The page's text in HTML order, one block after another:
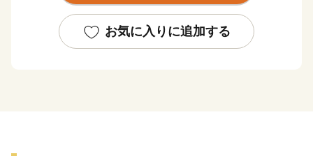
名物は「鯖のへしこ(ヌカ漬け）」で、お惣菜にも酒
の肴にもなるため全国にファンがいます。平成17年に
お気に入りに追加する